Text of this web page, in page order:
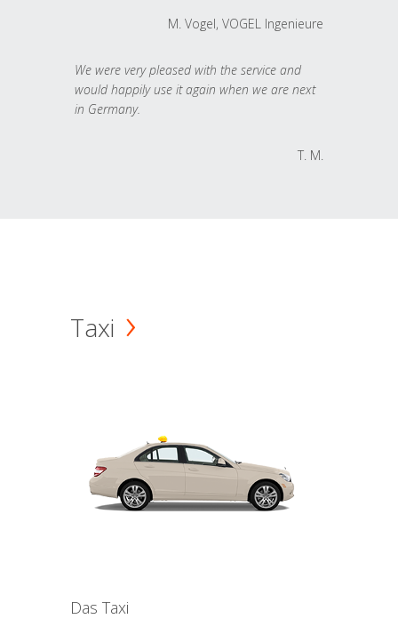
M. Vogel, VOGEL Ingenieure
We were very pleased with the service and
would happily use it again when we are next
in Germany.
T. M.
Taxi
Das Taxi